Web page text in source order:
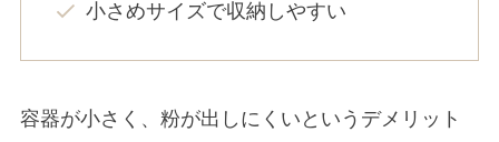
小さめサイズで収納しやすい
容器が小さく、粉が出しにくいというデメリット